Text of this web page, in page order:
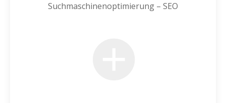
Suchmaschinenoptimierung – SEO